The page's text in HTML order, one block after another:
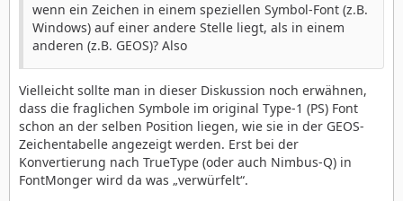
wenn ein Zeichen in einem speziellen Symbol-Font (z.B.
Windows) auf einer andere Stelle liegt, als in einem
anderen (z.B. GEOS)? Also
Vielleicht sollte man in dieser Diskussion noch erwähnen,
dass die fraglichen Symbole im original Type-1 (PS) Font
schon an der selben Position liegen, wie sie in der GEOS-
Zeichentabelle angezeigt werden. Erst bei der
Konvertierung nach TrueType (oder auch Nimbus-Q) in
FontMonger wird da was „verwürfelt“.